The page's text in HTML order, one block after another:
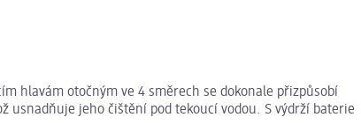
hlavám otočným ve 4 směrech se dokonale přizpůsobí
usnadňuje jeho čištění pod tekoucí vodou. S výdrží baterie